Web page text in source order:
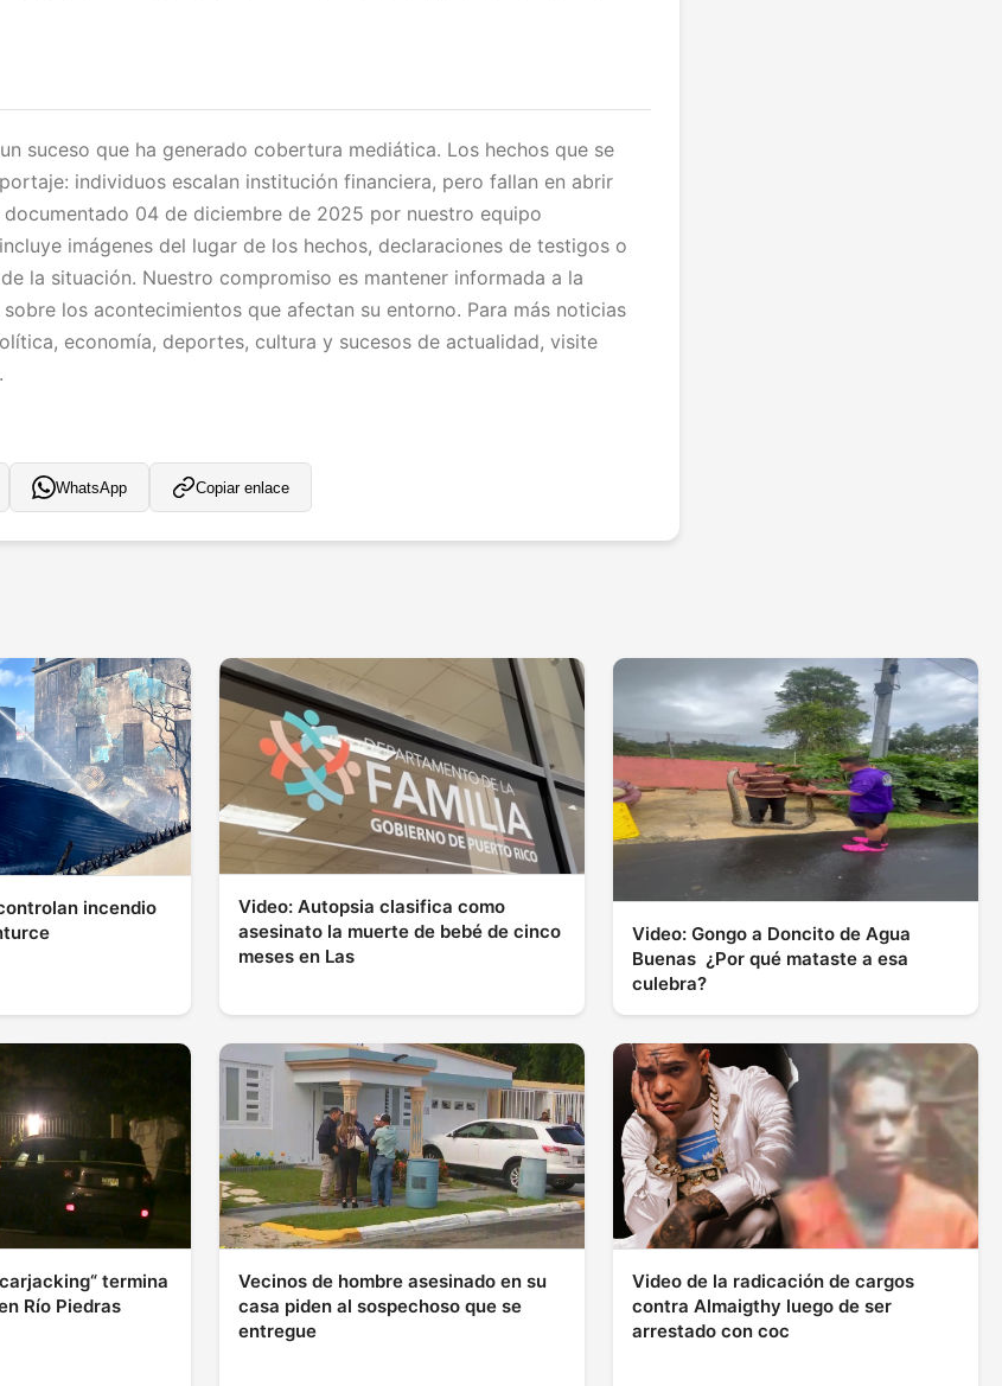
suceso que ha generado cobertura mediática. Los hechos que se
individuos escalan institución financiera, pero fallan en abrir
04 de diciembre de 2025 por nuestro equipo
imágenes del lugar de los hechos, declaraciones de testigos o
la situación. Nuestro compromiso es mantener informada a la
los acontecimientos que afectan su entorno. Para más noticias
economía, deportes, cultura y sucesos de actualidad, visite
WhatsApp Copiar enlace
incendio
Video: Autopsia clasifica como
asesinato la muerte de bebé de cinco
meses en Las
Video: Gongo a Doncito de Agua
Buenas ¿Por qué mataste a esa
culebra?
termina
Río Piedras
Vecinos de hombre asesinado en su
casa piden al sospechoso que se
entregue
Video de la radicación de cargos
contra Almaigthy luego de ser
arrestado con coc